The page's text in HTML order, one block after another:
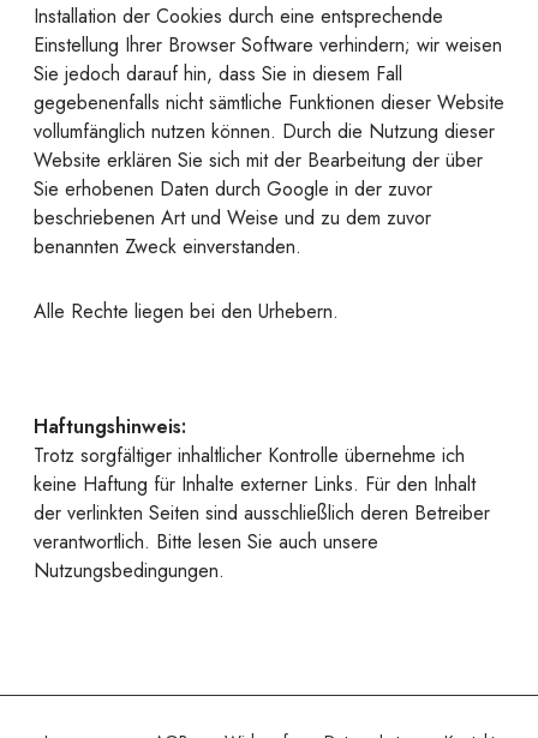
Installation der Cookies durch eine entsprechende
Einstellung Ihrer Browser Software verhindern; wir weisen
Sie jedoch darauf hin, dass Sie in diesem Fall
gegebenenfalls nicht sämtliche Funktionen dieser Website
vollumfänglich nutzen können. Durch die Nutzung dieser
Website erklären Sie sich mit der Bearbeitung der über
Sie erhobenen Daten durch Google in der zuvor
beschriebenen Art und Weise und zu dem zuvor
benannten Zweck einverstanden.
Alle Rechte liegen bei den Urhebern.
Haftungshinweis:
Trotz sorgfältiger inhaltlicher Kontrolle übernehme ich
keine Haftung für Inhalte externer Links. Für den Inhalt
der verlinkten Seiten sind ausschließlich deren Betreiber
verantwortlich. Bitte lesen Sie auch unsere
Nutzungsbedingungen.